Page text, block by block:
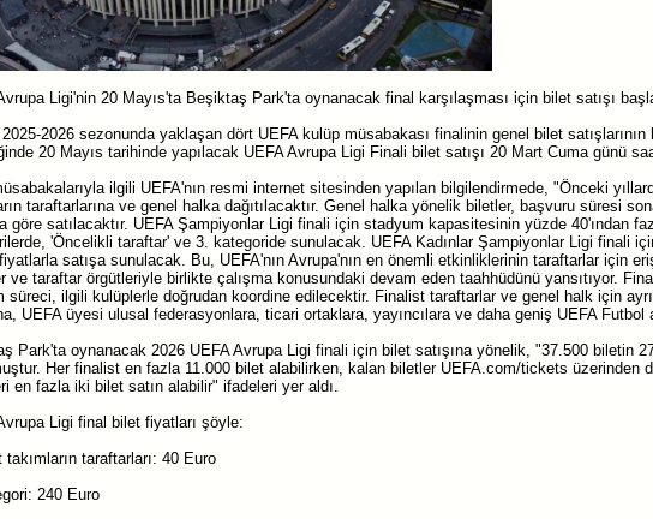
Ligi'nin 20 Mayıs'ta Beşiktaş Park'ta oynanacak final karşılaşması için bilet satışı
2026 sezonunda yaklaşan dört UEFA kulüp müsabakası finalinin genel bilet
20 Mayıs tarihinde yapılacak UEFA Avrupa Ligi Finali bilet satışı 20 Mart Cuma günü
ilgili UEFA'nın resmi internet sitesinden yapılan bilgilendirmede, "Önceki
taraftarlarına ve genel halka dağıtılacaktır. Genel halka yönelik biletler, başvuru süresi
göre satılacaktır. UEFA Şampiyonlar Ligi finali için stadyum kapasitesinin yüzde 40'ından
'Öncelikli taraftar' ve 3. kategoride sunulacak. UEFA Kadınlar Şampiyonlar Ligi finali
satışa sunulacak. Bu, UEFA'nın Avrupa'nın en önemli etkinliklerinin taraftarlar için
ve taraftar örgütleriyle birlikte çalışma konusundaki devam eden taahhüdünü yansıtıyor.
süreci, ilgili kulüplerle doğrudan koordine edilecektir. Finalist taraftarlar ve genel halk için
UEFA üyesi ulusal federasyonlara, ticari ortaklara, yayıncılara ve daha geniş UEFA
Park'ta oynanacak 2026 UEFA Avrupa Ligi finali için bilet satışına yönelik, "37.500 biletin
Her finalist en fazla 11.000 bilet alabilirken, kalan biletler UEFA.com/tickets üzerinden
en fazla iki bilet satın alabilir" ifadeleri yer aldı.
Ligi final bilet fiyatları şöyle:
takımların taraftarları: 40 Euro
240 Euro